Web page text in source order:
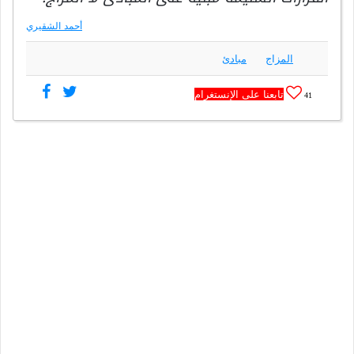
أحمد الشقيري
المزاج مبادئ
41 تابعنا على الإنستغرام